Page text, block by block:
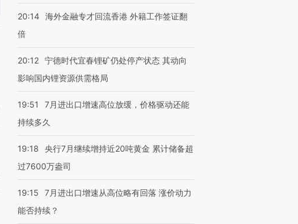
20:14 海外金融专才回流香港 外籍工作签证翻
倍
20:12 宁德时代宜春锂矿仍处停产状态 其动向
影响国内锂资源供需格局
19:51
7月进出口增速高位放缓，价格驱动还能
持续多久
19:18
央行7月继续增持近20吨黄金 累计储备超
过7600万盎司
19:15
7月进出口增速从高位略有回落 涨价动力
能否持续？